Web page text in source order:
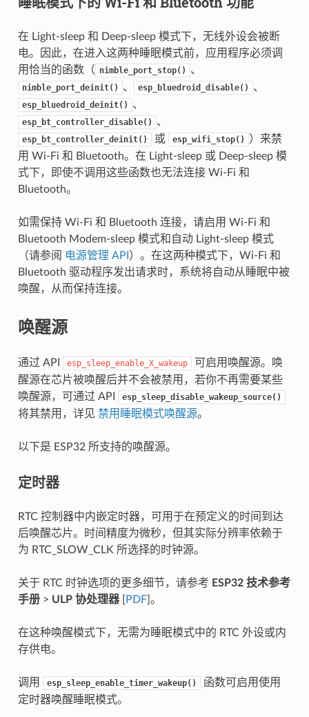
在 Light-sleep 和 Deep-sleep 模式下，无线外设会被断
电。因此，在进入这两种睡眠模式前，应用程序必须调
用恰当的函数（
nimble_port_stop() 、
nimble_port_deinit() 、 esp_bluedroid_disable() 、
esp_bluedroid_deinit() 、
esp_bt_controller_disable() 、
esp_bt_controller_deinit() 或 esp_wifi_stop()
）来禁
用 Wi-Fi 和 Bluetooth。在 Light-sleep 或 Deep-sleep 模
式下，即使不调用这些函数也无法连接 Wi-Fi 和
Bluetooth。
如需保持 Wi-Fi 和 Bluetooth 连接，请启用 Wi-Fi 和
Bluetooth Modem-sleep 模式和自动 Light-sleep 模式
（请参阅 电源管理 API ）。在这两种模式下，Wi-Fi 和
Bluetooth 驱动程序发出请求时，系统将自动从睡眠中被
唤醒，从而保持连接。
唤醒源
通过 API esp_sleep_enable_X_wakeup
可启用唤醒源。唤
醒源在芯片被唤醒后并不会被禁用，若你不再需要某些
唤醒源，可通过 API
esp_sleep_disable_wakeup_source()
将其禁用，详见 禁用睡眠模式唤醒源。
以下是 ESP32 所支持的唤醒源。
定时器
RTC 控制器中内嵌定时器，可用于在预定义的时间到达
后唤醒芯片。时间精度为微秒，但其实际分辨率依赖于
为 RTC_SLOW_CLK 所选择的时钟源。
关于 RTC 时钟选项的更多细节，请参考 ESP32 技术参考
手册> ULP 协处理器[ PDF]。
在这种唤醒模式下，无需为睡眠模式中的 RTC 外设或内
存供电。
调用 esp_sleep_enable_timer_wakeup()
函数可启用使用
定时器唤醒睡眠模式。